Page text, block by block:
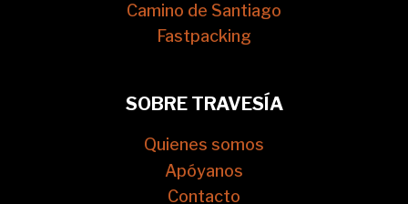
Camino de Santiago
Fastpacking
SOBRE TRAVESÍA
Quienes somos
Apóyanos
Contacto